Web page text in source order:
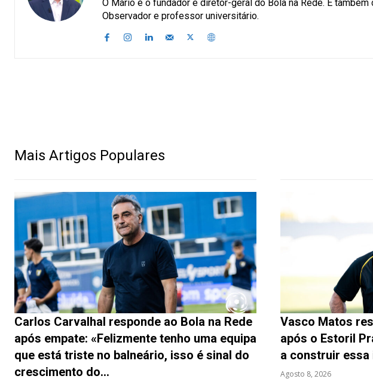
O Mário é o fundador e diretor-geral do Bola na Rede. É
Observador e professor universitário.
Mais Artigos Populares
Carlos Carvalhal responde ao Bola na Rede
após empate: «Felizmente tenho uma equipa
que está triste no balneário, isso é sinal do
crescimento do...
Vasco Matos
após o Estoril
a construir essa
Agosto 8, 2026